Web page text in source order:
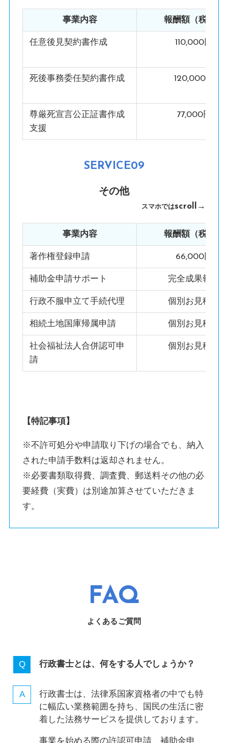
事業内容 報酬額（税込）
任意後見契約書作成 110,000円
死後事務委任契約書作成 120,000円
尊厳死宣言公正証書作成
支援
77,000円
SERVICE09
その他
スマホではscroll→
事業内容 報酬額（税込）
著作権登録申請 66,000円
補助金申請サポート 完全成果報酬
行政不服申立て手続代理 個別お見積り
相続土地国庫帰属申請 個別お見積り
社会福祉法人合併認可申
請
個別お見積り
【特記事項】
※不許可処分や申請取り下げの場合でも、納入
された申請手数料は返却されません。
※必要書類取得費、調査費、郵送料その他の必
要経費（実費）は別途加算させていただきま
す。
FAQ
よくあるご質問
行政書士とは、何をする人でしょうか？
行政書士は、法律系国家資格者の中でも特
に幅広い業務範囲を持ち、国民の生活に密
着した法務サービスを提供しております。
事業を始める際の許認可申請、補助金申